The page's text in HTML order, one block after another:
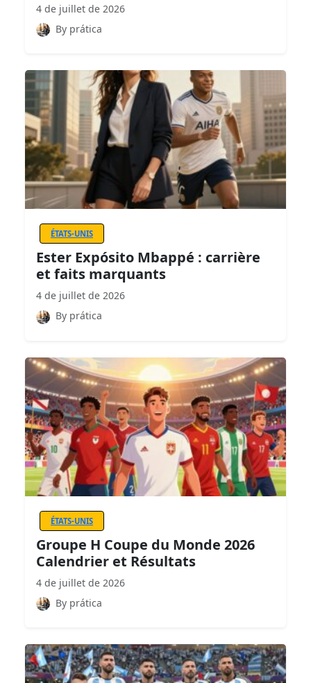
4 de juillet de 2026
By prática
ÉTATS-UNIS
Ester Expósito Mbappé : carrière
et faits marquants
4 de juillet de 2026
By prática
ÉTATS-UNIS
Groupe H Coupe du Monde 2026
Calendrier et Résultats
4 de juillet de 2026
By prática